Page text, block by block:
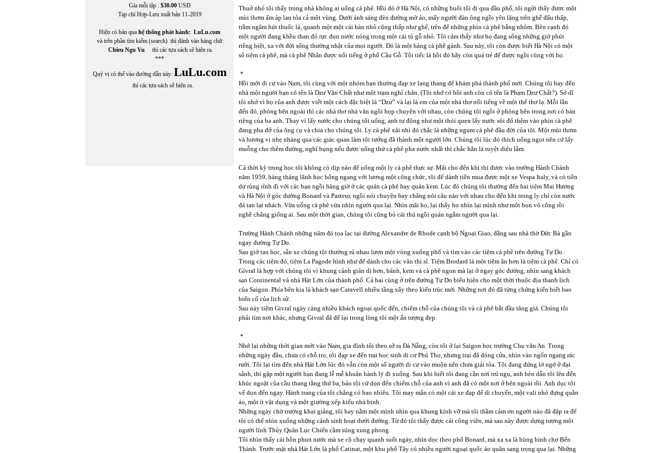
Gía mỗi tập : $30.00USD
Tạp chí Hợp-Lưu xuất bản 11-2019
Hiện có bán qua hệ thống phát hành: LuLu.com
và trên phần tìm kiếm (search) thì đánh vào hàng chữ:
Chieu Ngu Vu thì các tựa sách sẽ hiện ra.
***
Quý vị có thể vào đường dẫn này: LuLu.com
thì các tựa sách sẽ hiện ra.
Thuở nhỏ tôi thấy trong nhà không ai uống cà phê. Hồi đó ở Hà Nội, có những buổi tối đi qua đầu phố, tôi ngửi thấy được một
mùi thơm ấm áp lan tỏa cả một vùng. Dưới ánh sáng đèn đường mờ ảo, mấy người đàn ông ngồi yên lặng trên ghế đẩu thấp,
trầm ngâm hút thuốc lá, quanh một một cái bàn nhỏ cũng thấp như ghế, trên để những phin cà phê bằng nhôm. Bên cạnh đó
một người đang khều than đỏ rực đun nước nóng trong một cái tủ gỗ nhỏ. Tôi cảm thấy như họ đang sống những giờ phút
riêng biệt, xa với đời sống thường nhật của mọi người. Đó là một hàng cà phê gánh. Sau này, tôi còn được biết Hà Nội có một
số tiệm cà phê, mà cà phê Nhân được nổi tiếng ở phố Cầu Gỗ. Tôi tiếc là hồi đó hãy còn quá trẻ để được ngồi cùng với họ.
*
Hồi mới di cư vào Nam, tôi cùng với một nhóm bạn thường đạp xe lang thang để khám phá thành phố mới. Chúng tôi hay đến
nhà một người bạn có tên là Dzư Văn Chất như một trạm nghỉ chân. (Tôi nhớ có hồi anh còn có tên là Phạm Dzư Chất?). Sở dĩ
tôi nhớ vì họ của anh được viết một cách đặc biệt là “Dzư” và lại là em của một nhà thơ nổi tiếng về một thể thơ lạ. Mỗi lần
đến đó, phòng bên ngoài thì các nhà thơ nhà văn ngồi họp chuyện với nhau, còn chúng tôi ngồi ở phòng bên trong nơi có bàn
riêng của ba anh. Thay vì lấy nước cho chúng tôi uống, anh tự động như một thói quen lấy nước sôi đổ thêm vào phin cà phê
đang pha dở của ông cụ và chia cho chúng tôi. Ly cà phê xái nhì đó chắc là những ngụm cà phê đầu đời của tôi. Một mùi thơm
và hương vị nhẹ nhàng qua các giác quan làm tôi tưởng đã thành một người lớn. Chúng tôi lúc đó thích uống ngọt nên cứ lấy
muỗng cho thêm đường, nghĩ bụng nếu được uống thứ cà phê pha nước nhất thì chắc hẳn là tuyệt diệu lắm.
Cả thời kỳ trung học tôi không có dịp nào để uống một ly cà phê thực sự. Mãi cho đến khi thi được vào trường Hành Chánh
năm 1959, hàng tháng lãnh học bổng ngang với lương một công chức, tôi để dành tiền mua được một xe Vespa Italy, và có tiền
dư rủng rỉnh đi với các bạn ngồi hàng giờ ở các quán cà phê hay quán kem. Lúc đó chúng tôi thường đến hai tiệm Mai Hương
và Hà Nội ở góc đường Bonard và Pasteur, ngồi nói chuyện hay chẳng nói câu nào với nhau cho đến khi trong ly chỉ còn nước
đá tan lạt nhách. Vừa uống cà phê vừa nhìn người qua lại. Nhìn mãi họ, lại thấy họ nhìn lại mình như một bọn vô công rồi
nghề chẳng giống ai. Sau một thời gian, chúng tôi cũng bỏ cái thú ngồi quán ngắm người qua lại.
Trường Hành Chánh những năm đó tọa lạc tại đường Alexandre de Rhode cạnh bộ Ngoại Giao, đằng sau nhà thờ Đức Bà gần
ngay đường Tự Do.
Sau giờ tan học, sẵn xe chúng tôi thường rủ nhau lượn một vòng xuống phố và tìm vào các tiệm cà phê trên đường Tự Do.
Trong các tiệm đó, tiệm La Pagode hình như để dành cho các văn thi sĩ. Tiệm Brodard là một tiệm ăn hơn là tiệm cà phê. Chỉ có
Givral là hợp với chúng tôi vì khung cảnh giản dị hơn, bánh, kem và cà phê ngon mà lại ở ngay góc đường, nhìn sang khách
sạn Continental và nhà Hát Lớn của thành phố. Cả hai cùng ở trên đường Tự Do biểu hiện cho một thời thuộc địa thanh lịch
của Saigon. Phía bên kia là khách sạn Caravell nhiều tầng xây theo kiến trúc mới. Những nơi đó đã từng chứng kiến biết bao
biến cố của lịch sử.
Sau này tiệm Givral ngày càng nhiều khách ngoại quốc đến, chiếm chỗ của chúng tôi và cà phê bắt đầu tăng giá. Chúng tôi
phải tìm nơi khác, nhưng Givral đã để lại trong lòng tôi một ấn tượng đẹp.
*
Nhớ lại những thời gian mới vào Nam, gia đình tôi theo sở ra Đà Nẵng, còn tôi ở lại Saigon học trường Chu văn An. Trong
những ngày đầu, chưa có chỗ trọ, tôi đạp xe đến trại học sinh di cư Phú Thọ, nhưng trại đã đóng cửa, nhìn vào ngổn ngang rác
rưởi. Tôi lại tìm đến nhà Hát Lớn lúc đó vẫn còn một số người di cư vào muộn nên chưa giải tỏa. Tôi đang đứng lớ ngớ ở đại
sảnh, thì gặp một người bạn đang lễ mễ khuân hành lý đi xuống. Sau khi biết tôi đang cần nơi trú ngụ, anh bèn dẫn tôi lên đến
khúc ngoặt của cầu thang tầng thứ ba, bảo tôi cứ dọn đến chiếm chỗ của anh vì anh đã có một nơi ở bên ngoài rồi. Anh dục tôi
vể dọn đến ngay. Hành trang của tôi chẳng có bao nhiêu. Tôi may mắn có một cái xe đạp để di chuyển, một vali nhỏ đựng quần
áo, một ít vật dụng và một giường xếp kiểu nhà binh.
Những ngày chờ trường khai giảng, tôi hay nằm một mình nhìn qua khung kính vỡ mà tôi thầm cảm ơn người nào đã đập ra để
tôi có thể nhìn xuống những cảnh sinh hoạt dưới đường. Từ đó tôi thấy được cái công viên, mà sau này được dựng tượng một
người lính Thủy Quân Lục Chiến cầm súng xung phong.
Tôi nhìn thấy cái bồn phun nước mà xe cộ chạy quanh suốt ngày, nhìn dọc theo phố Bonard, mà xa xa là bùng binh chợ Bến
Thành. Trước mặt nhà Hát Lớn là phố Catinat, một khu phố Tây có nhiều người ngoại quốc áo quần sang trọng qua lại. Những